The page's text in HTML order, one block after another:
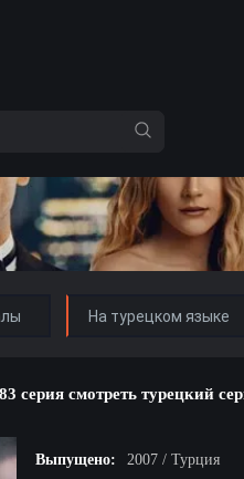
На турецком языке
серия смотреть турецкий
Выпущено:
2007 / Турция